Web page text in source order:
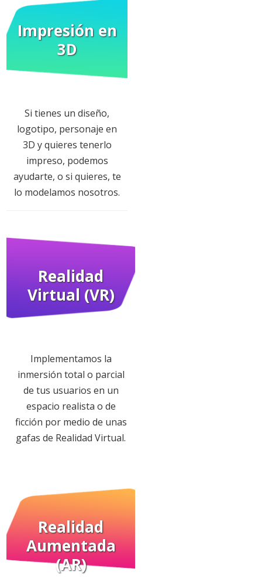
Impresión en
3D
Si tienes un diseño,
logotipo, personaje en
3D y quieres tenerlo
impreso, podemos
ayudarte, o si quieres, te
lo modelamos nosotros.
Realidad
Virtual (VR)
Implementamos la
inmersión total o parcial
de tus usuarios en un
espacio realista o de
ficción por medio de unas
gafas de Realidad Virtual.
Realidad
Aumentada
(AR)